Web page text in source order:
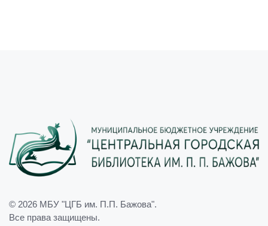
© 2026 МБУ "ЦГБ им. П.П. Бажова".
Все права защищены.